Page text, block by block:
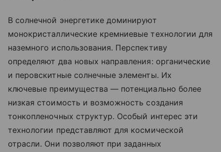
В солнечной энергетике доминируют
монокристаллические кремниевые технологии для
наземного использования. Перспективу
определяют два новых направления: органические
и перовскитные солнечные элементы. Их
ключевые преимущества — потенциально более
низкая стоимость и возможность создания
тонкопленочных структур. Особый интерес эти
технологии представляют для космической
отрасли. Они позволяют при заданных